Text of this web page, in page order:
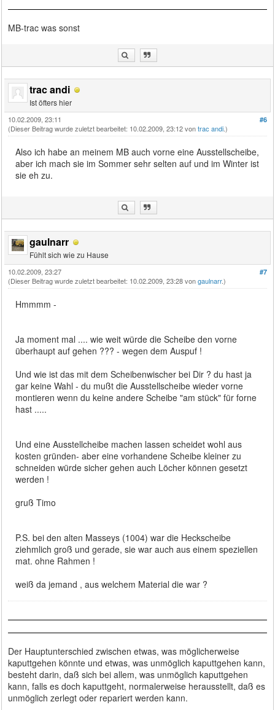
MB-trac was sonst
trac andi
Ist öfters hier
#6
10.02.2009, 23:11
(Dieser Beitrag wurde zuletzt bearbeitet: 10.02.2009, 23:12 vontrac andi.)
Also ich habe an meinem MB auch vorne eine Ausstellscheibe,
aber ich mach sie im Sommer sehr selten auf und im Winter ist
sie eh zu.
gaulnarr
Fühlt sich wie zu Hause
#7
10.02.2009, 23:27
(Dieser Beitrag wurde zuletzt bearbeitet: 10.02.2009, 23:28 vongaulnarr.)
Hmmmm -
Ja moment mal .... wie weit würde die Scheibe den vorne
überhaupt auf gehen ??? - wegen dem Auspuf !
Und wie ist das mit dem Scheibenwischer bei Dir ? du hast ja
gar keine Wahl - du mußt die Ausstellscheibe wieder vorne
montieren wenn du keine andere Scheibe "am stück" für forne
hast .....
Und eine Ausstellcheibe machen lassen scheidet wohl aus
kosten gründen- aber eine vorhandene Scheibe kleiner zu
schneiden würde sicher gehen auch Löcher können gesetzt
werden !
gruß Timo
P.S. bei den alten Masseys (1004) war die Heckscheibe
ziehmlich groß und gerade, sie war auch aus einem speziellen
mat. ohne Rahmen !
weiß da jemand , aus welchem Material die war ?
Der Hauptunterschied zwischen etwas, was möglicherweise
kaputtgehen könnte und etwas, was unmöglich kaputtgehen kann,
besteht darin, daß sich bei allem, was unmöglich kaputtgehen
kann, falls es doch kaputtgeht, normalerweise herausstellt, daß es
unmöglich zerlegt oder repariert werden kann.